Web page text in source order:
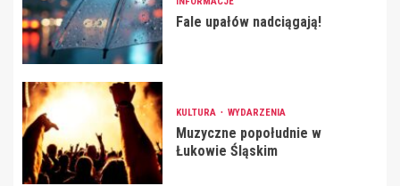
Fale upałów nadciągają!
KULTURA WYDARZENIA
Muzyczne popołudnie w
Łukowie Śląskim